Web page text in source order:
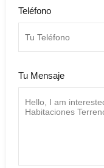
Teléfono
Tu Mensaje